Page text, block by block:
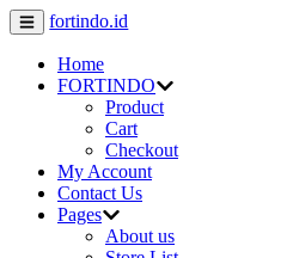
fortindo.id
Home
FORTINDO
Product
Cart
Checkout
My Account
Contact Us
Pages
About us